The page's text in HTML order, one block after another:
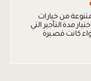
من خيارات
مدة التأجير التي
كانت قصيرة